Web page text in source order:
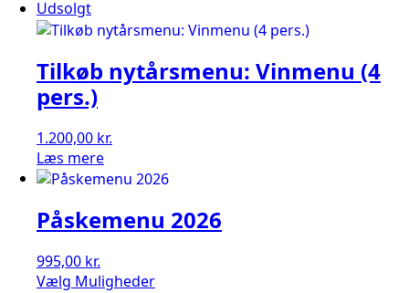
Udsolgt
Tilkøb nytårsmenu: Vinmenu (4
pers.)
1.200,00 kr.
Læs mere
Påskemenu 2026
995,00 kr.
Vælg Muligheder